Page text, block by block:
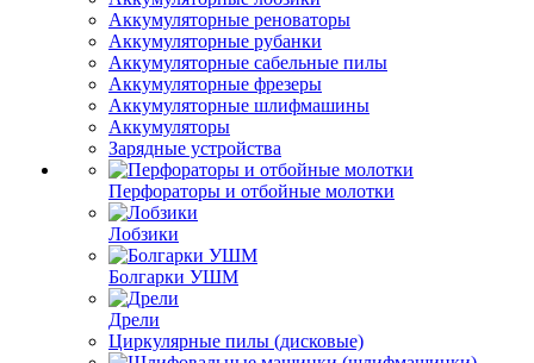
Аккумуляторные реноваторы
Аккумуляторные рубанки
Аккумуляторные сабельные пилы
Аккумуляторные фрезеры
Аккумуляторные шлифмашины
Аккумуляторы
Зарядные устройства
Перфораторы и отбойные молотки
Лобзики
Болгарки УШМ
Дрели
Циркулярные пилы (дисковые)